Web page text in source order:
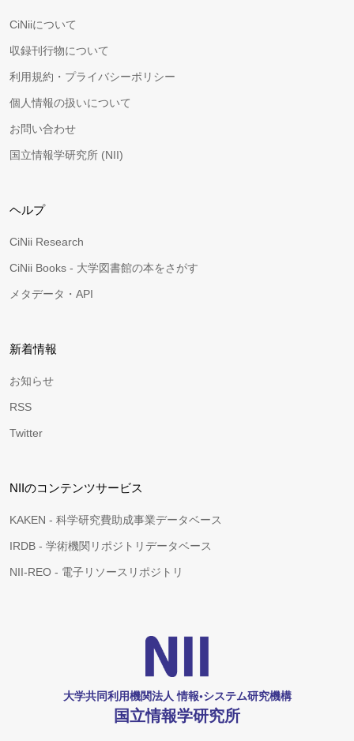
CiNiiについて
収録刊行物について
利用規約・プライバシーポリシー
個人情報の扱いについて
お問い合わせ
国立情報学研究所 (NII)
ヘルプ
CiNii Research
CiNii Books - 大学図書館の本をさがす
メタデータ・API
新着情報
お知らせ
RSS
Twitter
NIIのコンテンツサービス
KAKEN - 科学研究費助成事業データベース
IRDB - 学術機関リポジトリデータベース
NII-REO - 電子リソースリポジトリ
大学共同利用機関法人 情報•システム研究機構
国立情報学研究所